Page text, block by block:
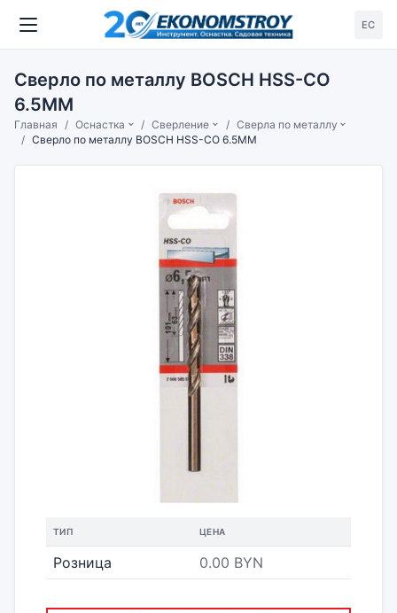
ЕС
Сверло по металлу BOSCH HSS-CO
6.5ММ
Главная Оснастка Сверление
Сверла по металлу
Сверло по металлу BOSCH HSS-CO 6.5ММ
ТИП ЦЕНА
Розница 0.00 BYN